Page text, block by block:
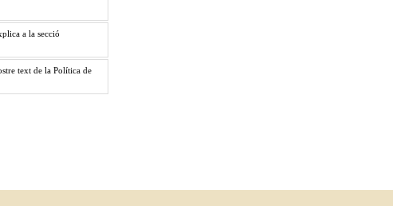
a la secció
text de la Política de